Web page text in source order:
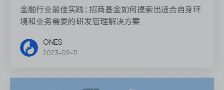
金融行业最佳实践：招商基金如何摸索出适合自身环
境和业务需要的研发管理解决方案
ONES
2023-09-11